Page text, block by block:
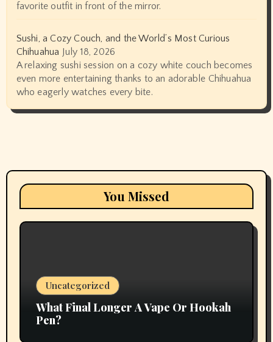
favorite outfit in front of the mirror.
Sushi, a Cozy Couch, and the World’s Most Curious
Chihuahua July 18, 2026
A relaxing sushi session on a cozy white couch becomes
even more entertaining thanks to an adorable Chihuahua
who eagerly watches every bite.
You Missed
Uncategorized
What Final Longer A Vape Or Hookah
Pen?